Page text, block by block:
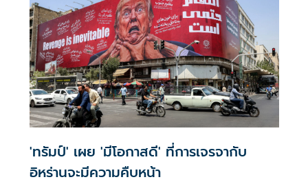
'ทรัมป์' เผย 'มีโอกาสดี' ที่การเจรจากับ
อิหร่านจะมีความคืบหน้า